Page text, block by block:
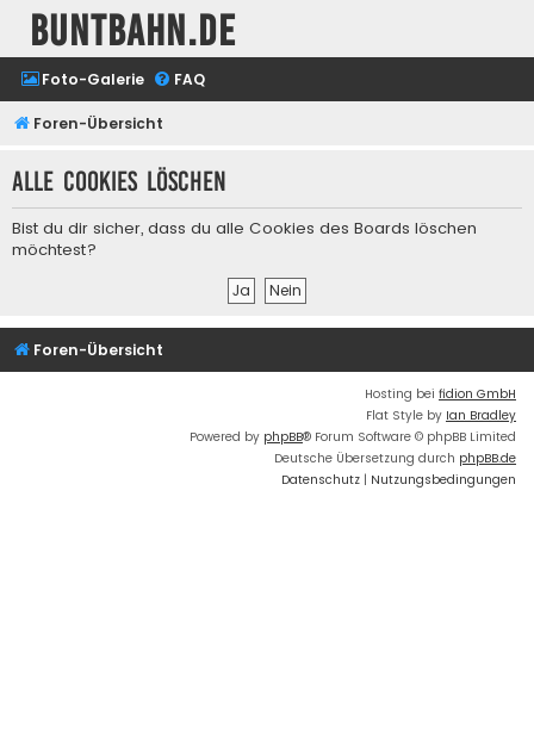
buntbahn.de
Foto-Galerie FAQ
Foren-Übersicht
Alle Cookies löschen
Bist du dir sicher, dass du alle Cookies des Boards löschen
möchtest?
Foren-Übersicht
Hosting bei fidion GmbH
Flat Style by Ian Bradley
Powered by phpBB® Forum Software © phpBB Limited
Deutsche Übersetzung durch phpBB.de
Datenschutz | Nutzungsbedingungen